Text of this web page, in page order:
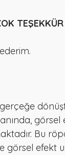
Bu
görsel efekt